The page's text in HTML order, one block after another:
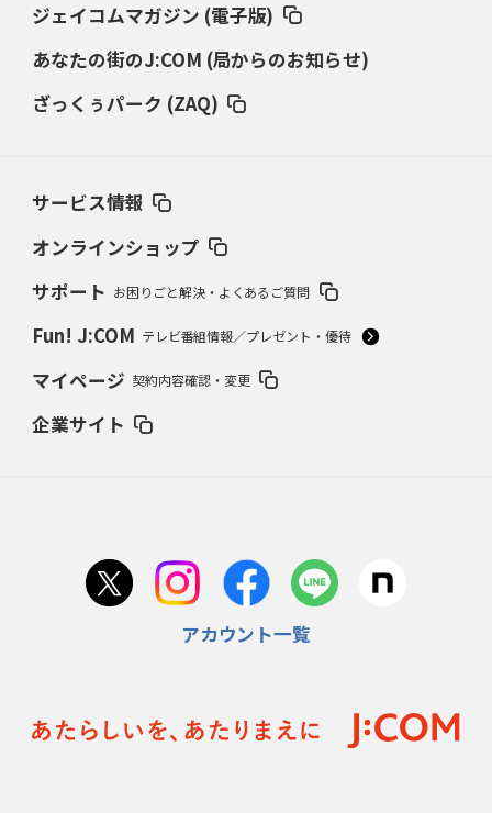
ジェイコムマガジン (電子版)
あなたの街のJ:COM (局からのお知らせ)
ざっくぅパーク (ZAQ)
サービス情報
オンラインショップ
サポート お困りごと解決・よくあるご質問
Fun! J:COM テレビ番組情報／プレゼント・優待
マイページ 契約内容確認・変更
企業サイト
アカウント一覧